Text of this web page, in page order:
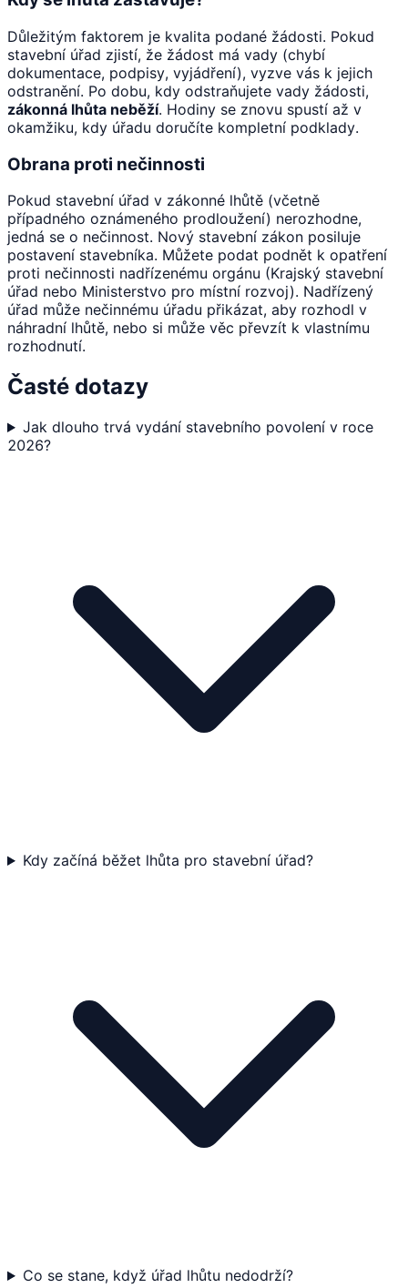
Důležitým faktorem je kvalita podané žádosti. Pokud
stavební úřad zjistí, že žádost má vady (chybí
dokumentace, podpisy, vyjádření), vyzve vás k jejich
odstranění. Po dobu, kdy odstraňujete vady žádosti,
zákonná lhůta neběží. Hodiny se znovu spustí až v
okamžiku, kdy úřadu doručíte kompletní podklady.
Obrana proti nečinnosti
Pokud stavební úřad v zákonné lhůtě (včetně
případného oznámeného prodloužení) nerozhodne,
jedná se o nečinnost. Nový stavební zákon posiluje
postavení stavebníka. Můžete podat podnět k opatření
proti nečinnosti nadřízenému orgánu (Krajský stavební
úřad nebo Ministerstvo pro místní rozvoj). Nadřízený
úřad může nečinnému úřadu přikázat, aby rozhodl v
náhradní lhůtě, nebo si může věc převzít k vlastnímu
rozhodnutí.
Časté dotazy
Jak dlouho trvá vydání stavebního povolení v roce
2026?
Kdy začíná běžet lhůta pro stavební úřad?
Co se stane, když úřad lhůtu nedodrží?